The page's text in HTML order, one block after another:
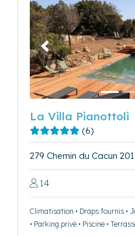
Précédent
La Villa Pianottoli
(6)
279 Chemin du Cacun
14
Climatisation • Draps fournis •
• Parking privé • Piscine •